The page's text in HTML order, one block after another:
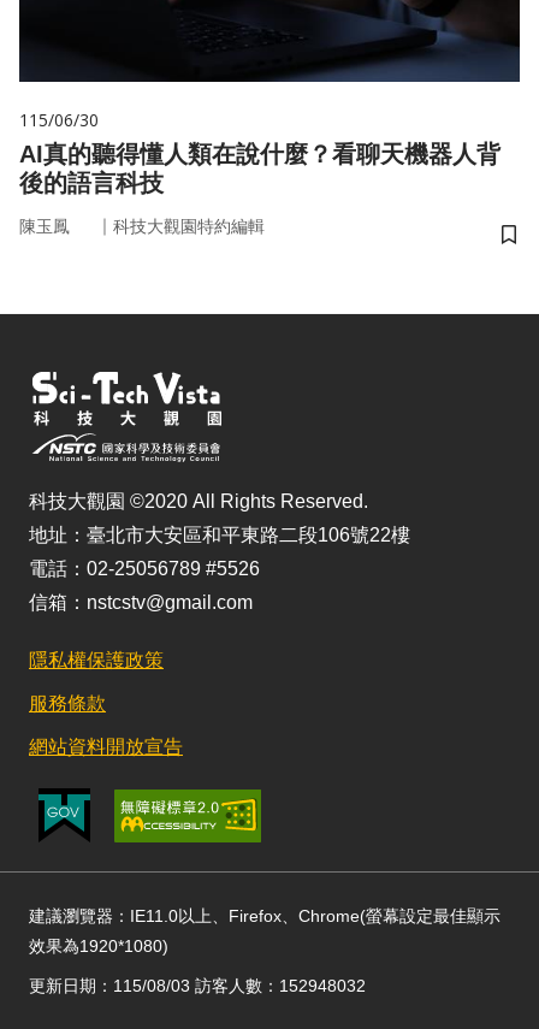
115/06/30
AI真的聽得懂人類在說什麼？看聊天機器人背
後的語言科技
陳玉鳳 ｜ 科技大觀園特約編輯
儲
科技大觀園 ©2020 All Rights Reserved.
地址：臺北市大安區和平東路二段106號22樓
電話：02-25056789 #5526
信箱：nstcstv@gmail.com
隱私權保護政策
服務條款
網站資料開放宣告
建議瀏覽器：IE11.0以上、Firefox、Chrome(螢幕設定最佳顯示
效果為1920*1080)
更新日期：115/08/03 訪客人數：152948032